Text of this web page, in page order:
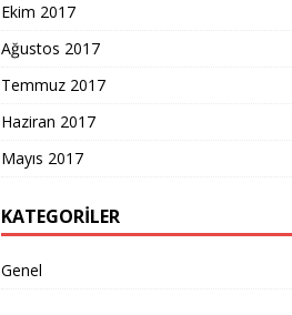
Ekim 2017
Ağustos 2017
Temmuz 2017
Haziran 2017
Mayıs 2017
KATEGORILER
Genel